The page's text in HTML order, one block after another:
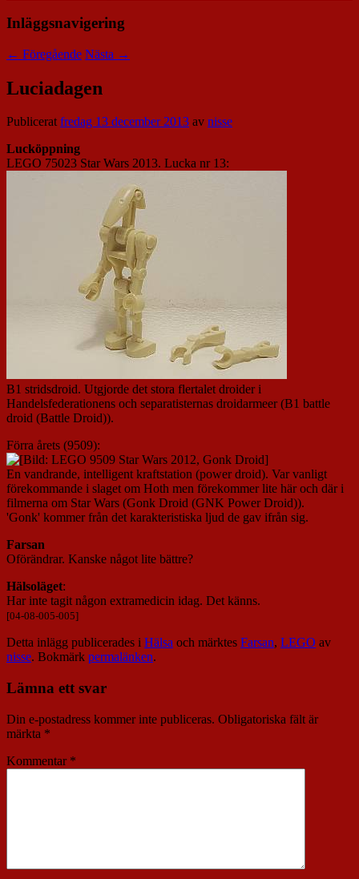
Inläggsnavigering
← Föregående Nästa →
Luciadagen
Publiceratfredag 13 december 2013 av nisse
Lucköppning
LEGO 75023 Star Wars 2013. Lucka nr 13:
B1 stridsdroid. Utgjorde det stora flertalet droider i
Handelsfederationens och separatisternas droidarmeer (B1 battle
droid (Battle Droid)).
Förra årets (9509):
En vandrande, intelligent kraftstation (power droid). Var vanligt
förekommande i slaget om Hoth men förekommer lite här och där i
filmerna om Star Wars (Gonk Droid (GNK Power Droid)).
'Gonk' kommer från det karakteristiska ljud de gav ifrån sig.
Farsan
Oförändrar. Kanske något lite bättre?
Hälsoläget:
Har inte tagit någon extramedicin idag. Det känns.
[04-08-005-005]
Detta inlägg publicerades i Hälsa och märktes Farsan, LEGO av
nisse. Bokmärk permalänken.
Lämna ett svar
Din e-postadress kommer inte publiceras. Obligatoriska fält är
märkta *
Kommentar *